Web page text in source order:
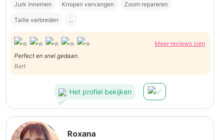
Jurk innemen Knopen vervangen Zoom repareren
Taille verbreden ...
Meer reviews zien
Perfect en snel gedaan.
Bart
Het profiel bekijken
Roxana